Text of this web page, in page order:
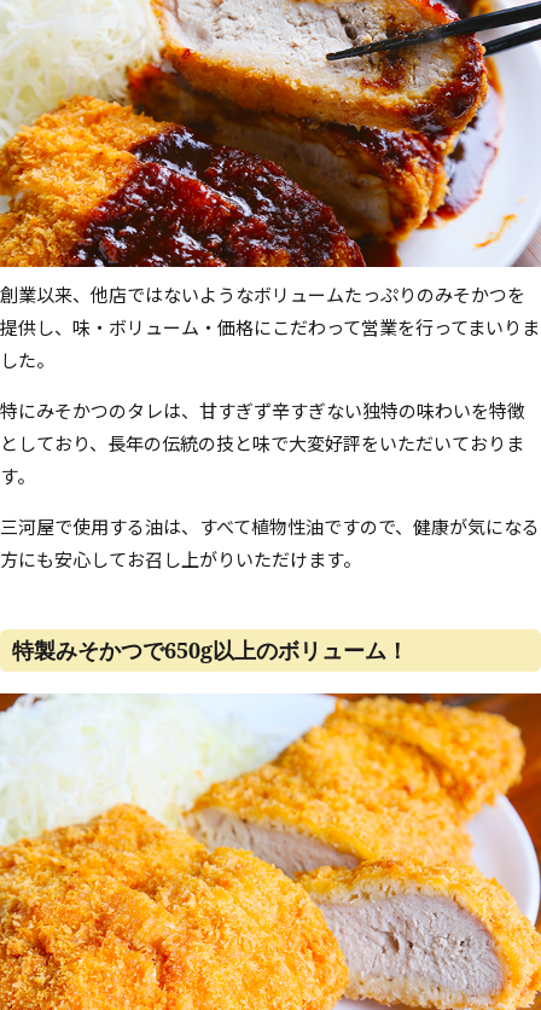
創業以来、他店ではないようなボリュームたっぷりのみそかつを
提供し、味・ボリューム・価格にこだわって営業を行ってまいりま
した。
特にみそかつのタレは、甘すぎず辛すぎない独特の味わいを特徴
としており、長年の伝統の技と味で大変好評をいただいておりま
す。
三河屋で使用する油は、すべて植物性油ですので、健康が気になる
方にも安心してお召し上がりいただけます。
特製みそかつで650g以上のボリューム！